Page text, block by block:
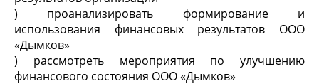
) проанализировать формирование и
использования финансовых результатов ООО
«Дымков»
) рассмотреть мероприятия по улучшению
финансового состояния ООО «Дымков»